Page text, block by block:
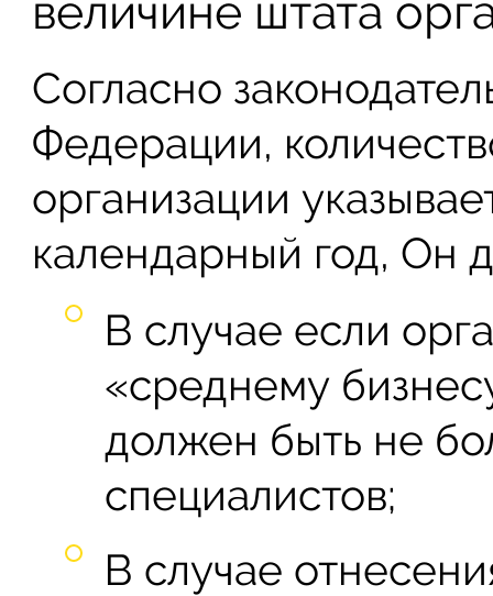
величине штата
Согласно
Федерации,
организации
календарный год, Он
В случае если
«среднему
должен быть не
специалистов;
В случае